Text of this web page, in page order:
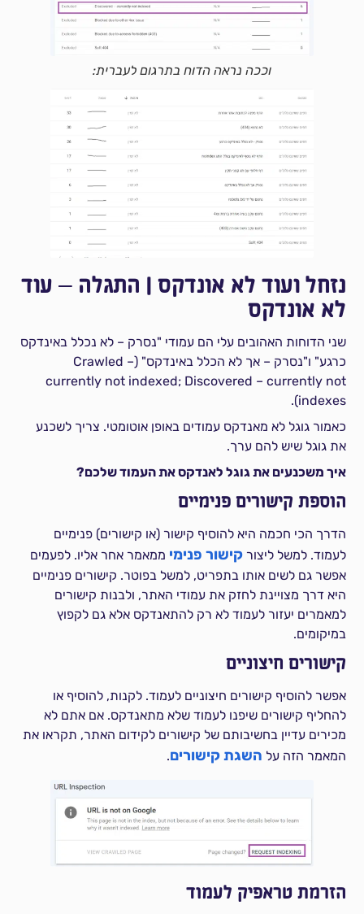
וככה נראה הדוח בתרגום לעברית:
נזחל ועוד לא אונדקס | התגלה – עוד
לא אונדקס
שני הדוחות האהובים עלי הם עמודי "נסרק – לא נכלל באינדקס
כרגע" ו"נסרק – אך לא הכלל באינדקס" (Crawled –
currently not indexed; Discovered – currently not
indexes).
כאמור גוגל לא מאנדקס עמודים באופן אוטומטי. צריך לשכנע
את גוגל שיש להם ערך.
איך משכנעים את גוגל לאנדקס את העמוד שלכם?
הוספת קישורים פנימיים
הדרך הכי חכמה היא להוסיף קישור (או קישורים) פנימיים
לעמוד. למשל ליצורקישור פנימי ממאמר אחר אליו. לפעמים
אפשר גם לשים אותו בתפריט, למשל בפוטר. קישורים פנימיים
היא דרך מצויינת לחזק את עמודי האתר, ולבנות קישורים
למאמרים יעזור לעמוד לא רק להתאנדקס אלא גם לקפוץ
במיקומים.
קישורים חיצוניים
אפשר להוסיף קישורים חיצוניים לעמוד. לקנות, להוסיף או
להחליף קישורים שיפנו לעמוד שלא מתאנדקס. אם אתם לא
מכירים עדיין בחשיבותם של קישורים לקידום האתר, תקראו את
המאמר הזה על השגת קישורים.
הזרמת טראפיק לעמוד